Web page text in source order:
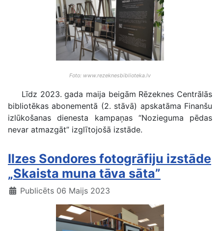
Foto: www.rezeknesbiblioteka.lv
Līdz 2023. gada maija beigām Rēzeknes Centrālās
bibliotēkas abonementā (2. stāvā) apskatāma Finanšu
izlūkošanas dienesta kampaņas “Nozieguma pēdas
nevar atmazgāt” izglītojošā izstāde.
Ilzes Sondores fotogrāfiju izstāde
„Skaista muna tāva sāta”
Publicēts 06 Maijs 2023